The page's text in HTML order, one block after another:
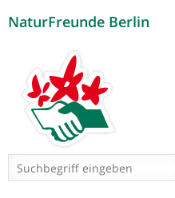
NaturFreunde Berlin
Suchformular